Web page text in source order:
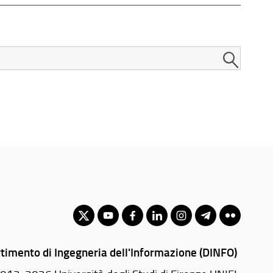
di Ingegneria dell'Informazione (DINFO)